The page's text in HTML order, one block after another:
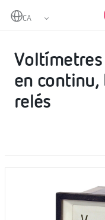
Home
en continu,
relés